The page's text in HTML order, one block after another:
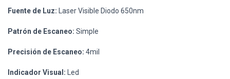
Fuente de Luz: Laser Visible Diodo 650nm
Patrón de Escaneo: Simple
Precisión de Escaneo: 4mil
Indicador Visual: Led